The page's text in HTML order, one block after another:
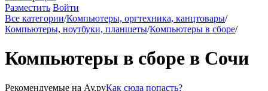
Разместить Войти
Все категории/Компьютеры, оргтехника, канцтовары/
Компьютеры, ноутбуки, планшеты/Компьютеры в сборе/
Компьютеры в сборе в Сочи
Рекомендуемые на Ау.руКак сюда попасть?